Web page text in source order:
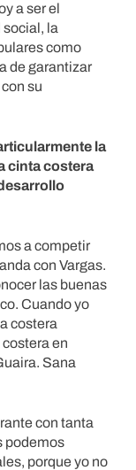
a ser el
la
como
de garantizar
su
la
cinta costera
a competir
con Vargas.
las buenas
Cuando yo
costera
en
Sana
con tanta
podemos
porque yo no